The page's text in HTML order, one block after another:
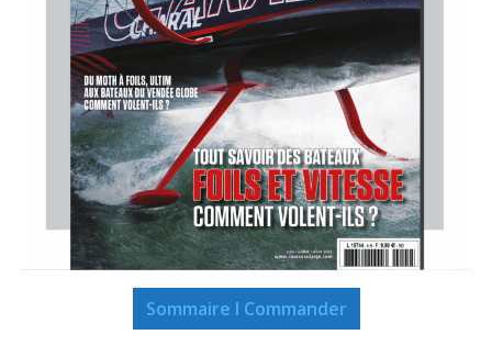
Sommaire I Commander